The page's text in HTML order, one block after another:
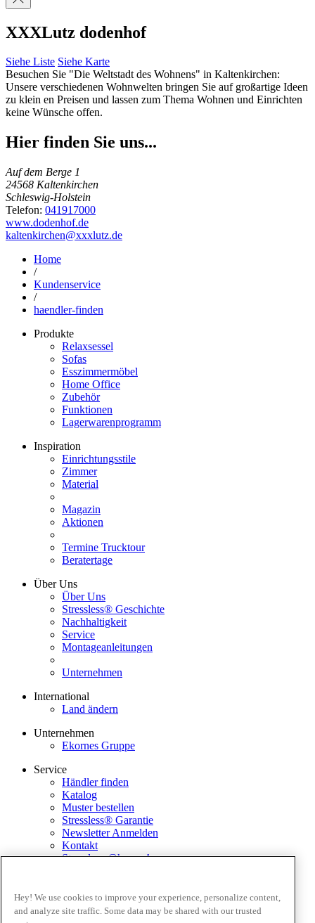
XXXLutz dodenhof
Siehe Liste Siehe Karte
Besuchen Sie "Die Weltstadt des Wohnens" in Kaltenkirchen:
Unsere verschiedenen Wohnwelten bringen Sie auf großartige Ideen
zu klein en Preisen und lassen zum Thema Wohnen und Einrichten
keine Wünsche offen.
Hier finden Sie uns...
Auf dem Berge 1
24568 Kaltenkirchen
Schleswig-Holstein
Telefon: 041917000
www.dodenhof.de
kaltenkirchen@xxxlutz.de
Home
/
Kundenservice
/
haendler-finden
Produkte
Relaxsessel
Sofas
Esszimmermöbel
Home Office
Zubehör
Funktionen
Lagerwarenprogramm
Inspiration
Einrichtungsstile
Zimmer
Material
Magazin
Aktionen
Termine Trucktour
Beratertage
Über Uns
Über Uns
Stressless® Geschichte
Nachhaltigkeit
Service
Montageanleitungen
Unternehmen
International
Land ändern
Unternehmen
Ekornes Gruppe
Service
Händler finden
Katalog
Muster bestellen
Stressless® Garantie
Newsletter Anmelden
Kontakt
Stressless @home App
Ekornes Media Portal
Geschäftsbedingungen
Hey! We use cookies to improve your experience, personalize content,
and analyze site traffic. Some data may be shared with our trusted